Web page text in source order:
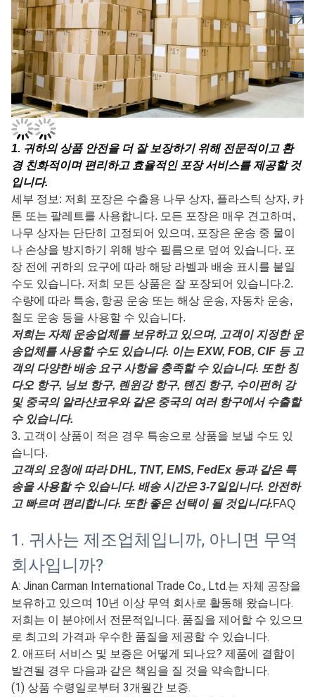
1. 귀하의 상품 안전을 더 잘 보장하기 위해 전문적이고 환
경 친화적이며 편리하고 효율적인 포장 서비스를 제공할 것
입니다.
세부 정보: 저희 포장은 수출용 나무 상자, 플라스틱 상자, 카
톤 또는 팔레트를 사용합니다. 모든 포장은 매우 견고하며,
나무 상자는 단단히 고정되어 있으며, 포장은 운송 중 물이
나 손상을 방지하기 위해 방수 필름으로 덮여 있습니다. 포
장 전에 귀하의 요구에 따라 해당 라벨과 배송 표시를 붙일
수도 있습니다. 저희 모든 상품은 잘 포장되어 있습니다.2.
수량에 따라 특송, 항공 운송 또는 해상 운송, 자동차 운송,
철도 운송 등을 사용할 수 있습니다.
저희는 자체 운송업체를 보유하고 있으며, 고객이 지정한 운
송업체를 사용할 수도 있습니다. 이는 EXW, FOB, CIF 등 고
객의 다양한 배송 요구 사항을 충족할 수 있습니다. 또한 칭
다오 항구, 닝보 항구, 롄윈강 항구, 톈진 항구, 수이펀허 강
및 중국의 알라샨코우와 같은 중국의 여러 항구에서 수출할
수 있습니다.
3. 고객이 상품이 적은 경우 특송으로 상품을 보낼 수도 있
습니다.
고객의 요청에 따라 DHL, TNT, EMS, FedEx 등과 같은 특
송을 사용할 수 있습니다. 배송 시간은 3-7일입니다. 안전하
고 빠르며 편리합니다. 또한 좋은 선택이 될 것입니다.FAQ
1. 귀사는 제조업체입니까, 아니면 무역
회사입니까?
A: Jinan Carman International Trade Co., Ltd.는 자체 공장을
보유하고 있으며 10년 이상 무역 회사로 활동해 왔습니다.
저희는 이 분야에서 전문적입니다. 품질을 제어할 수 있으므
로 최고의 가격과 우수한 품질을 제공할 수 있습니다.
2. 애프터 서비스 및 보증은 어떻게 되나요? 제품에 결함이
발견될 경우 다음과 같은 책임을 질 것을 약속합니다.
(1) 상품 수령일로부터 3개월간 보증.